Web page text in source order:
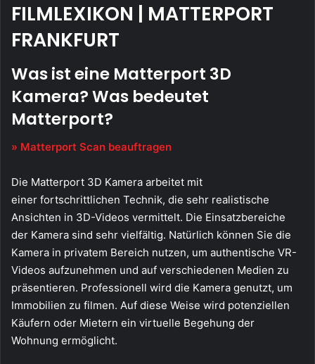
FILMLEXIKON | MATTERPORT
FRANKFURT
Was ist eine Matterport 3D
Kamera? Was bedeutet
Matterport?
» Matterport Scan beauftragen
Die Matterport 3D Kamera arbeitet mit
einer fortschrittlichen Technik, die sehr realistische
Ansichten in 3D-Videos vermittelt. Die Einsatzbereiche
der Kamera sind sehr vielfältig. Natürlich können Sie die
Kamera in privatem Bereich nutzen, um authentische VR-
Videos aufzunehmen und auf verschiedenen Medien zu
präsentieren. Professionell wird die Kamera genutzt, um
Immobilien zu filmen. Auf diese Weise wird potenziellen
Käufern oder Mietern ein virtuelle Begehung der
Wohnung ermöglicht.